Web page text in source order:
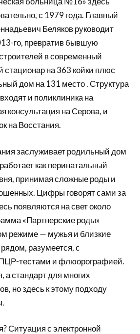
с 1979 года. Главный
Беляков руководит
го, превратив бывшую
в современный
на 363 койки плюс
дом на 131 место . Структура
и поликлиника на
консультация на Серова, и
на Восстания.
заслуживает родильный дом
как перинатальный
принимая сложные роды и
Цифры говорят сами за
появляются на свет около
«Партнерские роды»
режиме — мужья и близкие
разумеется, с
тестами и флюорографией.
а стандарт для многих
но здесь к этому подходу
Ситуация с электронной